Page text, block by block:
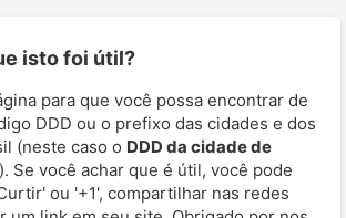
isto foi útil?
para que você possa encontrar de
DDD ou o prefixo das cidades e dos
(neste caso o DDD da cidade de
). Se você achar que é útil, você pode
ou '+1', compartilhar nas redes